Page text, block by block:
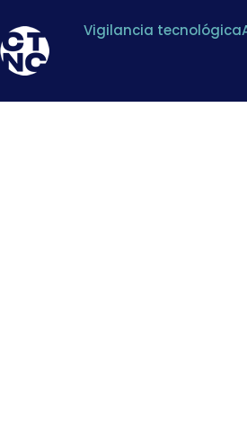
Vigilancia tecnológica